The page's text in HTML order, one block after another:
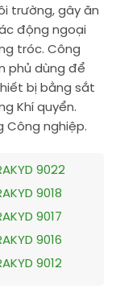
trường, gây ăn
động ngoại
tróc. Công
phủ dùng để
bị bằng sắt
Khí quyển.
Công nghiệp.
9022
9018
9017
9016
9012